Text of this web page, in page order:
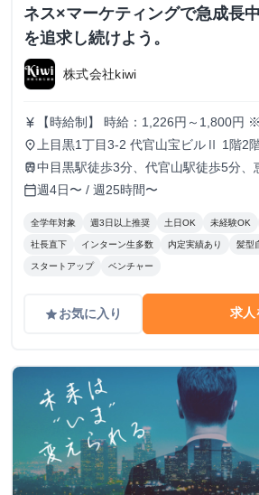
ネス×マーケティングで急成長
を追求し続けよう。
株式会社kiwi
currency_yen
【時給制】 時給：1,226円～1,800円
て昇給します。 ※部署によってはイン
【月給制】 尚、フルコミットできる方
ております。 月給: 230,000円〜 ※毎
毎月昇給の可能性あり ※年間の昇給平均額
ル月収> 260,000円 /入社6ヶ月
place 上目黒1丁目3-2 代官山宝ビルⅡ 1階2
train中目黒駅徒歩3分、代官山駅徒歩5分、
calendar_today週4日〜 / 週25時間〜
全学年対象 週3日以上推奨 土日OK 未経験OK
社長直下 インターン生多数 内定実績あり 髪型
スタートアップ ベンチャー
gradeお気に入り 求人